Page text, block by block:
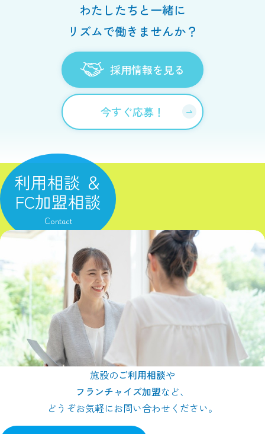
わたしたちと一緒に
リズムで働きませんか？
採用情報を見る
今すぐ応募！
利用相談 ＆
FC加盟相談
Contact
施設のご利用相談や
フランチャイズ加盟など、
どうぞお気軽にお問い合わせください。